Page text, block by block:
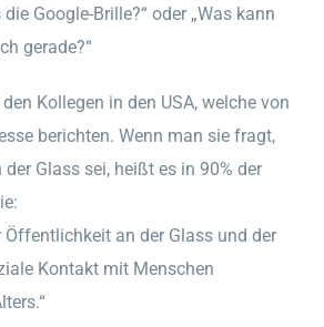
Google-Brille?“ oder „Was kann
gerade?“
Kollegen in den USA, welche von
berichten. Wenn man sie fragt,
Glass sei, heißt es in 90% der
Öffentlichkeit an der Glass und der
Kontakt mit Menschen